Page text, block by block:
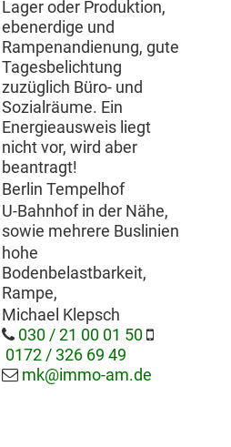
Lager oder Produktion,
ebenerdige und
Rampenandienung, gute
Tagesbelichtung
zuzüglich Büro- und
Sozialräume. Ein
Energieausweis liegt
nicht vor, wird aber
beantragt!
Berlin Tempelhof
U-Bahnhof in der Nähe,
sowie mehrere Buslinien
hohe
Bodenbelastbarkeit,
Rampe,
Michael Klepsch
030 / 21 00 01 50
0172 / 326 69 49
mk@immo-am.de